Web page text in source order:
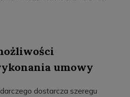
umowy
dostarcza szeregu